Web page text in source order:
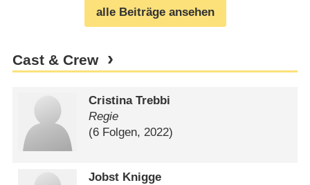
alle Beiträge ansehen
Cast & Crew
Cristina Trebbi
Regie
(6 Folgen, 2022)
Jobst Knigge